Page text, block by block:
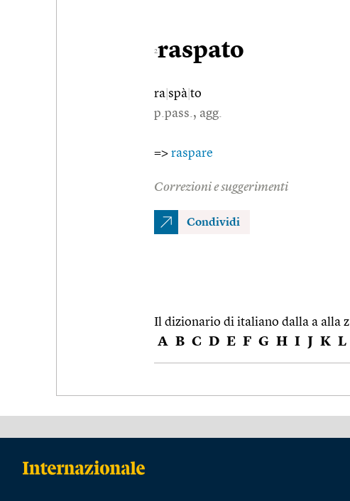
2raspato
ra spà to
p.pass., agg.
=> raspare
Correzioni e suggerimenti
Condividi
Il dizionario di italiano dalla a alla z
A B C D E F G H I J K L